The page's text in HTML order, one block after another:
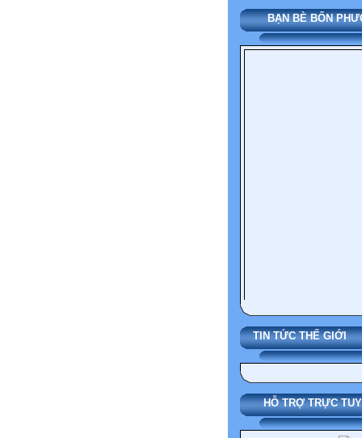
BẠN BÈ BỐN
TIN TỨC THẾ
HỖ TRỢ TRỰC